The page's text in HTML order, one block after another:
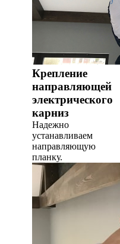
Крепление
направляющей
электрического
карниз
Надежно
устанавливаем
направляющую
планку.